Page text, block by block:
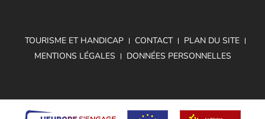
TOURISME ET HANDICAP CONTACT
PLAN DU SITE
MENTIONS LÉGALES
DONNÉES PERSONNELLES